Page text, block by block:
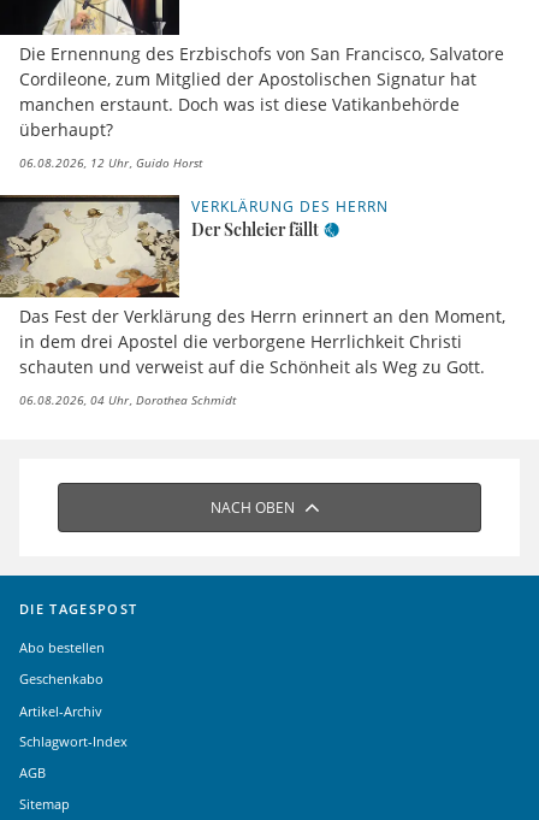
Die Ernennung des Erzbischofs von San Francisco, Salvatore
Cordileone, zum Mitglied der Apostolischen Signatur hat
manchen erstaunt. Doch was ist diese Vatikanbehörde
überhaupt?
06.08.2026, 12 Uhr Guido Horst
VERKLÄRUNG DES HERRN
Der Schleier fällt
Das Fest der Verklärung des Herrn erinnert an den Moment,
in dem drei Apostel die verborgene Herrlichkeit Christi
schauten und verweist auf die Schönheit als Weg zu Gott.
06.08.2026, 04 Uhr Dorothea Schmidt
NACH OBEN
DIE TAGESPOST
Abo bestellen
Geschenkabo
Artikel-Archiv
Schlagwort-Index
AGB
Sitemap